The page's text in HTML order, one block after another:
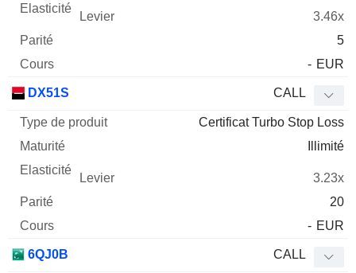
3.46x
5
- EUR
DX51S CALL
Certificat Turbo Stop Loss
Illimité
3.23x
20
- EUR
6QJ0B CALL